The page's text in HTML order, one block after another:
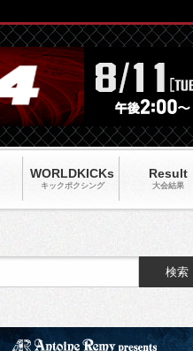
WORLDKICKs
キックポクシング
Result
大会結果